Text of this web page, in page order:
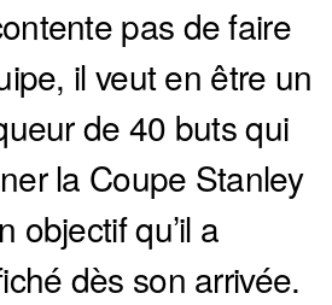
pas de faire
il veut en être un
de 40 buts qui
la Coupe Stanley
objectif qu’il a
dès son arrivée.